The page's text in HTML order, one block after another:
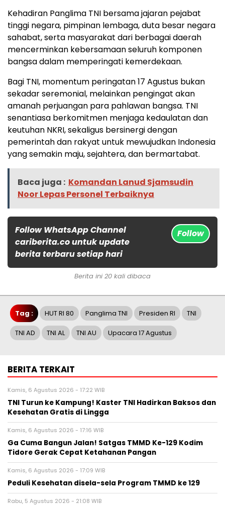
Kehadiran Panglima TNI bersama jajaran pejabat
tinggi negara, pimpinan lembaga, duta besar negara
sahabat, serta masyarakat dari berbagai daerah
mencerminkan kebersamaan seluruh komponen
bangsa dalam memperingati kemerdekaan.
Bagi TNI, momentum peringatan 17 Agustus bukan
sekadar seremonial, melainkan pengingat akan
amanah perjuangan para pahlawan bangsa. TNI
senantiasa berkomitmen menjaga kedaulatan dan
keutuhan NKRI, sekaligus bersinergi dengan
pemerintah dan rakyat untuk mewujudkan Indonesia
yang semakin maju, sejahtera, dan bermartabat.
Baca juga : Komandan Lanud Sjamsudin
Noor Lepas Personel Terbaiknya
Follow WhatsApp Channel
cariberita.co untuk update
berita terbaru setiap hari
Follow
Berita ini 20 kali dibaca
Tag : HUT RI 80 Panglima TNI Presiden RI TNI
TNI AD TNI AL TNI AU Upacara 17 Agustus
BERITA TERKAIT
Kamis, 6 Agustus 2026 - 17:22 WIB
TNI Turun ke Kampung! Kaster TNI Hadirkan Baksos dan
Kesehatan Gratis di Lingga
Kamis, 6 Agustus 2026 - 17:16 WIB
Ga Cuma Bangun Jalan! Satgas TMMD Ke-129 Kodim
Tidore Gerak Cepat Ketahanan Pangan
Kamis, 6 Agustus 2026 - 17:09 WIB
Peduli Kesehatan disela-sela Program TMMD ke 129
Rabu, 5 Agustus 2026 - 21:08 WIB